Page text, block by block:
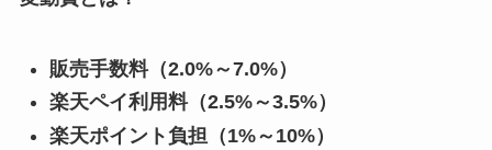
販売手数料（2.0%～7.0%）
楽天ペイ利用料（2.5%～3.5%）
楽天ポイント負担（1%～10%）